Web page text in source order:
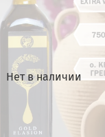
Нет в наличии